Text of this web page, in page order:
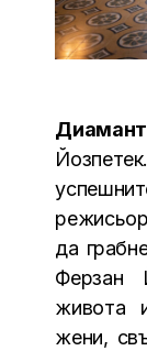
да
Ферзан
живота
жени,